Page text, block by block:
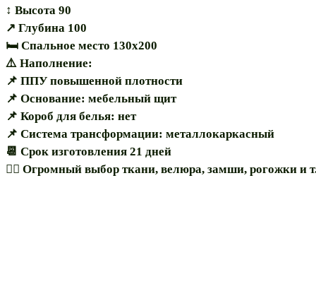
↕️ Высота 90
↗️ Глубина 100
🛏 Спальное место 130х200
⚠️ Наполнение:
📌 ППУ повышенной плотности
📌 Основание: мебельный щит
📌 Короб для белья: нет
📌 Система трансформации: металлокаркасный
📆 Срок изготовления 21 дней
🏳️‍🌈 Огромный выбор ткани, велюра, замши, рогожки и